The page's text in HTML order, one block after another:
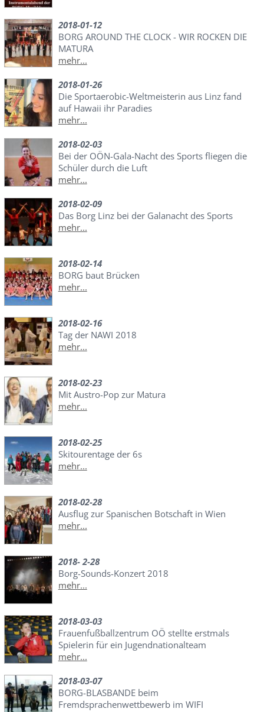
2018-01-12
BORG AROUND THE CLOCK - WIR ROCKEN DIE
MATURA
mehr...
2018-01-26
Die Sportaerobic-Weltmeisterin aus Linz fand
auf Hawaii ihr Paradies
mehr...
2018-02-03
Bei der OÖN-Gala-Nacht des Sports fliegen die
Schüler durch die Luft
mehr...
2018-02-09
Das Borg Linz bei der Galanacht des Sports
mehr...
2018-02-14
BORG baut Brücken
mehr...
2018-02-16
Tag der NAWI 2018
mehr...
2018-02-23
Mit Austro-Pop zur Matura
mehr...
2018-02-25
Skitourentage der 6s
mehr...
2018-02-28
Ausflug zur Spanischen Botschaft in Wien
mehr...
2018- 2-28
Borg-Sounds-Konzert 2018
mehr...
2018-03-03
Frauenfußballzentrum OÖ stellte erstmals
Spielerin für ein Jugendnationalteam
mehr...
2018-03-07
BORG-BLASBANDE beim
Fremdsprachenwettbewerb im WIFI